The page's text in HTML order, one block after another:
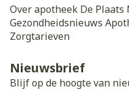
Over apotheek De Plaats
Gezondheidsnieuws
Zorgtarieven
Nieuwsbrief
Blijf op de hoogte van